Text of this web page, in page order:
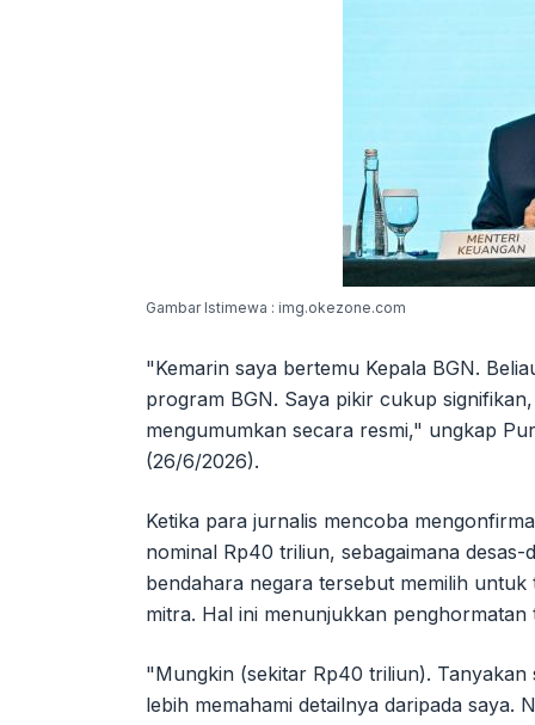
Gambar Istimewa : img.okezone.com
"Kemarin saya bertemu Kepala BGN.
program BGN. Saya pikir cukup
mengumumkan secara resmi," ungkap
(26/6/2026).
Ketika para jurnalis mencoba
nominal Rp40 triliun, sebagaimana
bendahara negara tersebut memilih
mitra. Hal ini menunjukkan
"Mungkin (sekitar Rp40 triliun). Tanyakan
lebih memahami detailnya daripada saya.